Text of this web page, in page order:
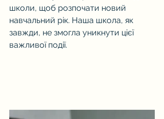
школи, щоб розпочати новий
навчальний рік. Наша школа, як
завжди, не змогла уникнути цієї
важливої події.